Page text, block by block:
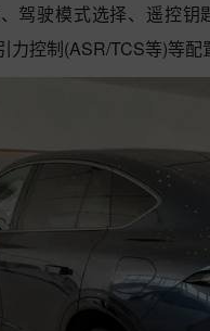
驾驶模式选择、遥控
力控制(ASR/TCS等)等